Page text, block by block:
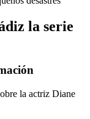
la serie
la actriz Diane